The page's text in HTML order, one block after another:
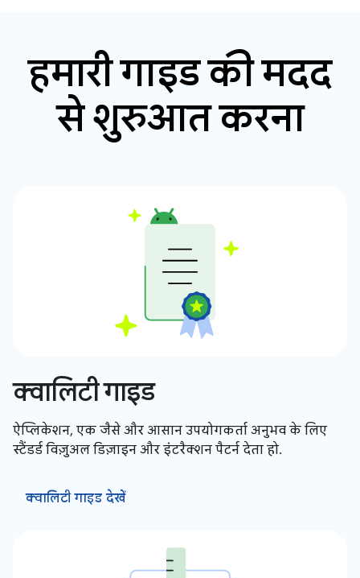
हमारी गाइड की मदद
से शुरुआत करना
क्वालिटी गाइड
ऐप्लिकेशन, एक जैसे और आसान उपयोगकर्ता अनुभव के लिए
स्टैंडर्ड विज़ुअल डिज़ाइन और इंटरैक्शन पैटर्न देता हो.
क्वालिटी गाइड देखें